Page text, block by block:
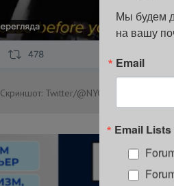
Скриншот: Twitter/@NYGovCuomo
Мы будем
на вашу
Email
Email Lists